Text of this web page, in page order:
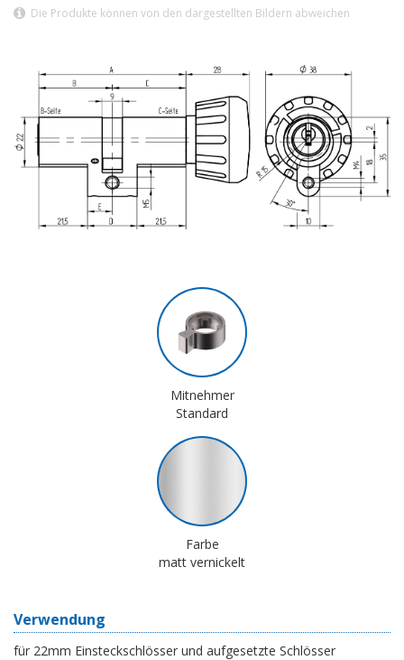
Die Produkte können von den dargestellten Bildern abweichen
Mitnehmer
Standard
Farbe
matt vernickelt
Verwendung
für 22mm Einsteckschlösser und aufgesetzte Schlösser